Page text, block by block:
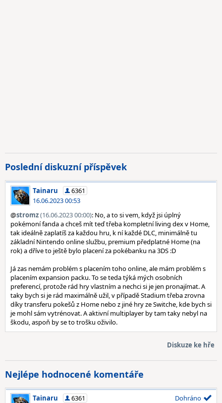
Poslední diskuzní příspěvek
Tainaru
6361
16.06.2023 00:53
@stromz(16.06.2023 00:00): No, a to si vem, když jsi úplný
pokémoní fanda a chceš mít teď třeba kompletní living dex v Home,
tak ideálně zaplatíš za každou hru, k ní každé DLC, minimálně tu
základní Nintendo online službu, premium předplatné Home (na
rok) a dříve to ještě bylo placení za pokébanku na 3DS :D
Já zas nemám problém s placením toho online, ale mám problém s
placením expansion packu. To se teda týká mých osobních
preferencí, protože rád hry vlastním a nechci si je jen pronajímat. A
taky bych si je rád maximálně užil, v případě Stadium třeba zrovna
díky transferu pokešů z Home nebo z jiné hry ze Switche, kde bych si
je mohl sám vytrénovat. A aktivní multiplayer by tam taky nebyl na
škodu, aspoň by se to trošku oživilo.
Diskuze ke hře
Nejlépe hodnocené komentáře
Tainaru
6361
Dohráno